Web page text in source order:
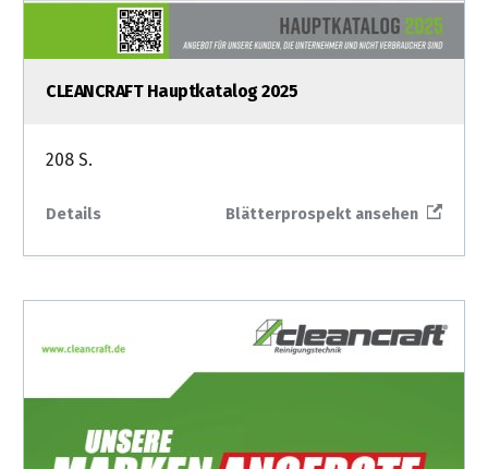
CLEANCRAFT Hauptkatalog 2025
208 S.
Details Blätterprospekt ansehen